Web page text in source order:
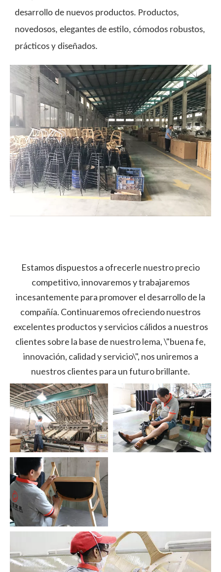
desarrollo de nuevos productos. Productos,
novedosos, elegantes de estilo, cómodos robustos,
prácticos y diseñados.
Estamos dispuestos a ofrecerle nuestro precio
competitivo, innovaremos y trabajaremos
incesantemente para promover el desarrollo de la
compañía. Continuaremos ofreciendo nuestros
excelentes productos y servicios cálidos a nuestros
clientes sobre la base de nuestro lema, \"buena fe,
innovación, calidad y servicio\", nos uniremos a
nuestros clientes para un futuro brillante.